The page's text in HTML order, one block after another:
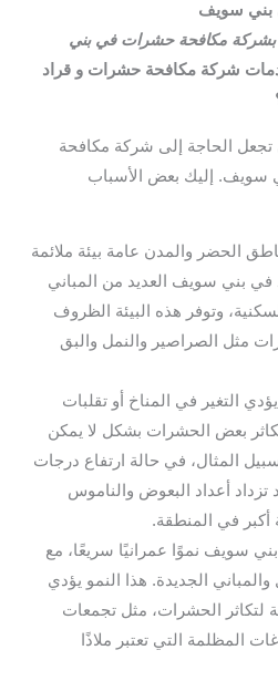
بني سويف
بشركة مكافحة حشرات في بني
شركة مكافحة حشرات و قراد
تجعل الحاجة إلى شركة مكافحة
سويف. إليك بعض الأسباب
الحضر والمدن عامة بيئة ملائمة
في بني سويف العديد من المباني
وتوفر هذه البيئة الظروف
مثل الصراصير والنمل والبق
التغير في المناخ أو تقلبات
بعض الحشرات بشكل لا يمكن
المثال، في حالة ارتفاع درجات
تزداد أعداد البعوض والناموس
أكبر في المنطقة.
بني سويف نموًا عمرانيًا سريعًا، مع
والمباني الجديدة. هذا النمو يؤدي
لتكاثر الحشرات، مثل تجمعات
المظلمة التي تعتبر ملاذًا